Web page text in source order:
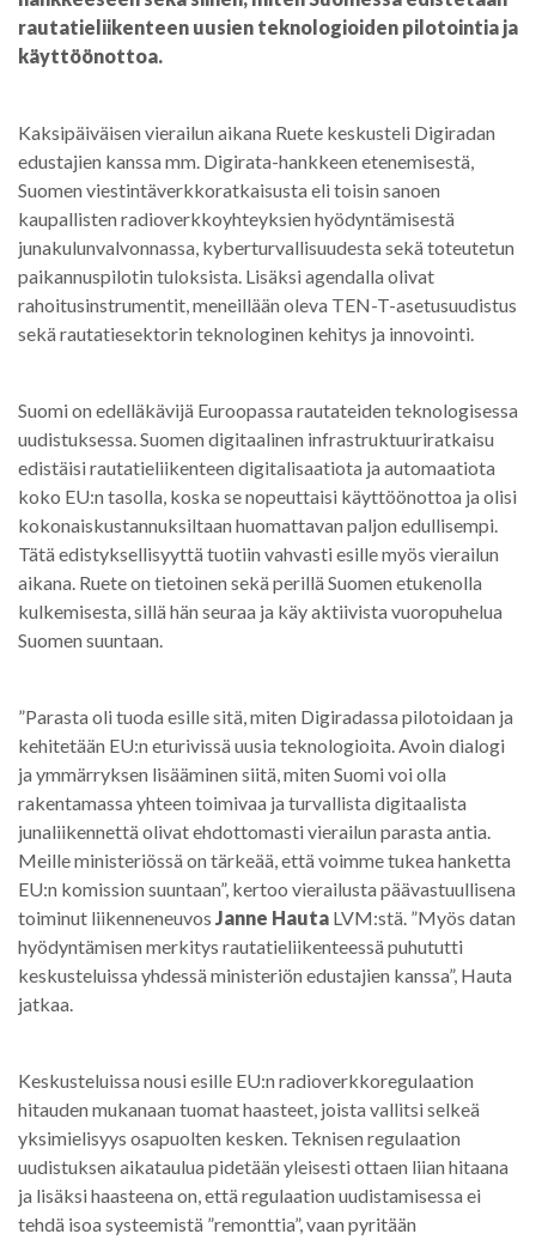
rautatieliikenteen uusien teknologioiden pilotointia ja
käyttöönottoa.
Kaksipäiväisen vierailun aikana Ruete keskusteli Digiradan
edustajien kanssa mm. Digirata-hankkeen etenemisestä,
Suomen viestintäverkkoratkaisusta eli toisin sanoen
kaupallisten radioverkkoyhteyksien hyödyntämisestä
junakulunvalvonnassa, kyberturvallisuudesta sekä toteutetun
paikannuspilotin tuloksista. Lisäksi agendalla olivat
rahoitusinstrumentit, meneillään oleva TEN-T-asetusuudistus
sekä rautatiesektorin teknologinen kehitys ja innovointi.
Suomi on edelläkävijä Euroopassa rautateiden teknologisessa
uudistuksessa. Suomen digitaalinen infrastruktuuriratkaisu
edistäisi rautatieliikenteen digitalisaatiota ja automaatiota
koko EU:n tasolla, koska se nopeuttaisi käyttöönottoa ja olisi
kokonaiskustannuksiltaan huomattavan paljon edullisempi.
Tätä edistyksellisyyttä tuotiin vahvasti esille myös vierailun
aikana. Ruete on tietoinen sekä perillä Suomen etukenolla
kulkemisesta, sillä hän seuraa ja käy aktiivista vuoropuhelua
Suomen suuntaan.
”Parasta oli tuoda esille sitä, miten Digiradassa pilotoidaan ja
kehitetään EU:n eturivissä uusia teknologioita. Avoin dialogi
ja ymmärryksen lisääminen siitä, miten Suomi voi olla
rakentamassa yhteen toimivaa ja turvallista digitaalista
junaliikennettä olivat ehdottomasti vierailun parasta antia.
Meille ministeriössä on tärkeää, että voimme tukea hanketta
EU:n komission suuntaan”, kertoo vierailusta päävastuullisena
toiminut liikenneneuvos Janne Hauta LVM:stä. ”Myös datan
hyödyntämisen merkitys rautatieliikenteessä puhututti
keskusteluissa yhdessä ministeriön edustajien kanssa”, Hauta
jatkaa.
Keskusteluissa nousi esille EU:n radioverkkoregulaation
hitauden mukanaan tuomat haasteet, joista vallitsi selkeä
yksimielisyys osapuolten kesken. Teknisen regulaation
uudistuksen aikataulua pidetään yleisesti ottaen liian hitaana
ja lisäksi haasteena on, että regulaation uudistamisessa ei
tehdä isoa systeemistä ”remonttia”, vaan pyritään